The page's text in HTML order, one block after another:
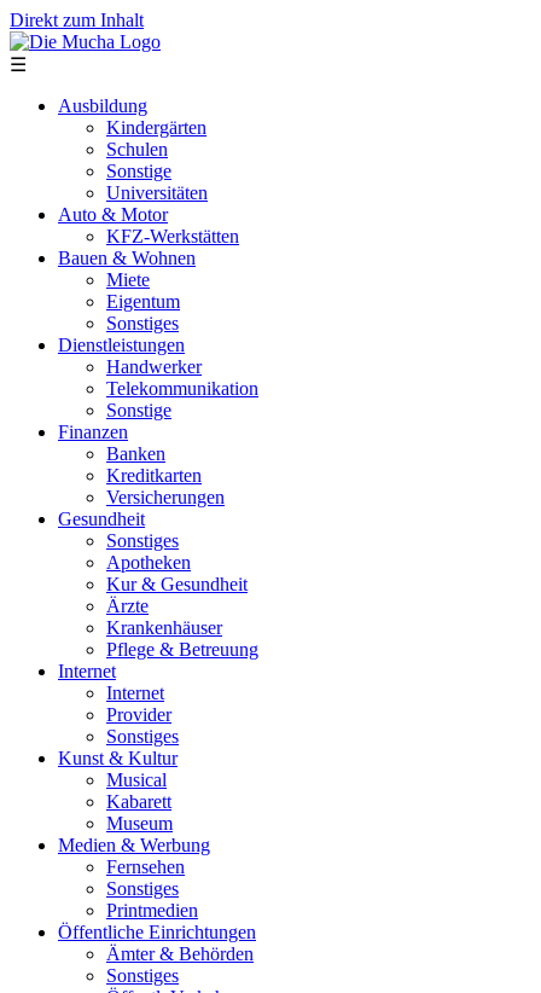
Direkt zum Inhalt
☰
Ausbildung
Kindergärten
Schulen
Sonstige
Universitäten
Auto & Motor
KFZ-Werkstätten
Bauen & Wohnen
Miete
Eigentum
Sonstiges
Dienstleistungen
Handwerker
Telekommunikation
Sonstige
Finanzen
Banken
Kreditkarten
Versicherungen
Gesundheit
Sonstiges
Apotheken
Kur & Gesundheit
Ärzte
Krankenhäuser
Pflege & Betreuung
Internet
Internet
Provider
Sonstiges
Kunst & Kultur
Musical
Kabarett
Museum
Medien & Werbung
Fernsehen
Sonstiges
Printmedien
Öffentliche Einrichtungen
Ämter & Behörden
Sonstiges